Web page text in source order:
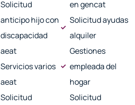
Solicitud
anticipo hijo con
discapacidad
aeat
Servicios varios
aeat
Solicitud
en gencat
Solicitud ayudas
alquiler
Gestiones
empleada del
hogar
Solicitud